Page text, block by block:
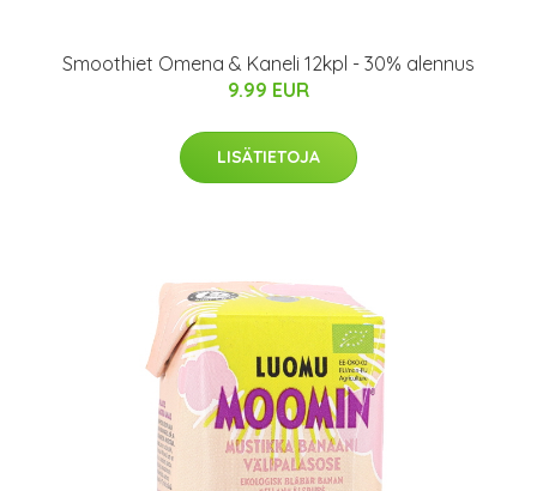
Smoothiet Omena & Kaneli 12kpl - 30% alennus
9.99 EUR
LISÄTIETOJA